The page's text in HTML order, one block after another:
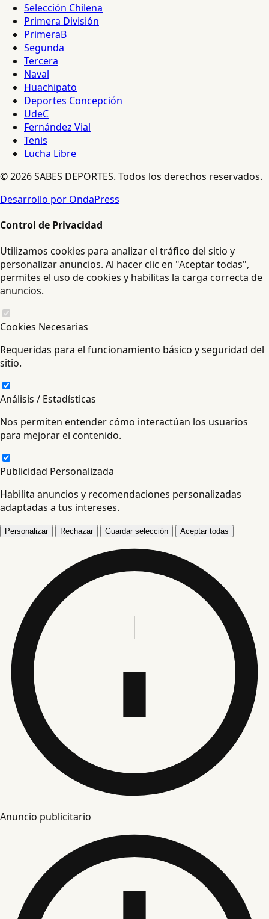
Selección Chilena
Primera División
PrimeraB
Segunda
Tercera
Naval
Huachipato
Deportes Concepción
UdeC
Fernández Vial
Tenis
Lucha Libre
© 2026 SABES DEPORTES. Todos los derechos reservados.
Desarrollo por OndaPress
Control de Privacidad
Utilizamos cookies para analizar el tráfico del sitio y
personalizar anuncios. Al hacer clic en "Aceptar todas",
permites el uso de cookies y habilitas la carga correcta de
anuncios.
Cookies Necesarias
Requeridas para el funcionamiento básico y seguridad del
sitio.
Análisis / Estadísticas
Nos permiten entender cómo interactúan los usuarios
para mejorar el contenido.
Publicidad Personalizada
Habilita anuncios y recomendaciones personalizadas
adaptadas a tus intereses.
Personalizar Rechazar Guardar selección Aceptar todas
Anuncio publicitario